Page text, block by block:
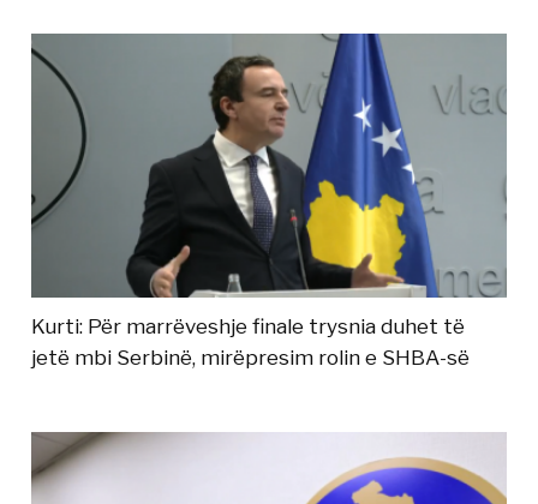
Kurti: Për marrëveshje finale trysnia duhet të
jetë mbi Serbinë, mirëpresim rolin e SHBA-së